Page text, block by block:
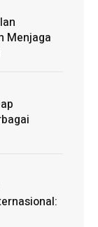
Menjaga